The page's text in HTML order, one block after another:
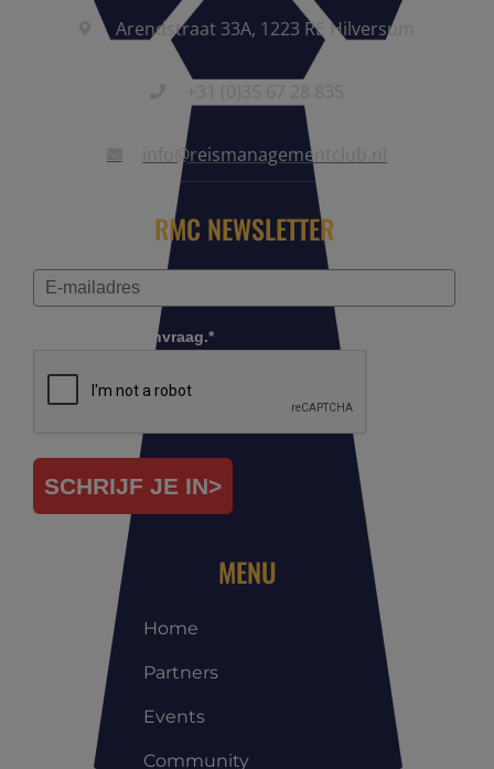
Arendstraat 33A, 1223 RE Hilversum
info@reismanagementclub.nl
RMC NEWSLETTER
Controleer je aanvraag.*
SCHRIJF JE IN>
MENU
Home
Partners
Events
Community